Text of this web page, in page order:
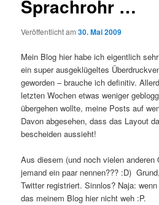
Sprachrohr …
Veröffentlicht am30. Mai 2009
Mein Blog hier habe ich eigentlich
ein super ausgeklügeltes
geworden – brauche ich definitiv.
letzten Wochen etwas weniger
übergehen wollte, meine Posts auf
Davon abgesehen, dass das Layout
bescheiden aussieht!
Aus diesem (und noch vielen anderen
jemand ein paar nennen??? :D)
Twitter registriert. Sinnlos? Naja:
das meinem Blog hier nicht weh :P.